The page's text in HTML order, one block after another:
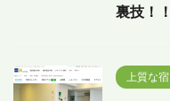
裏技！！
上質な宿